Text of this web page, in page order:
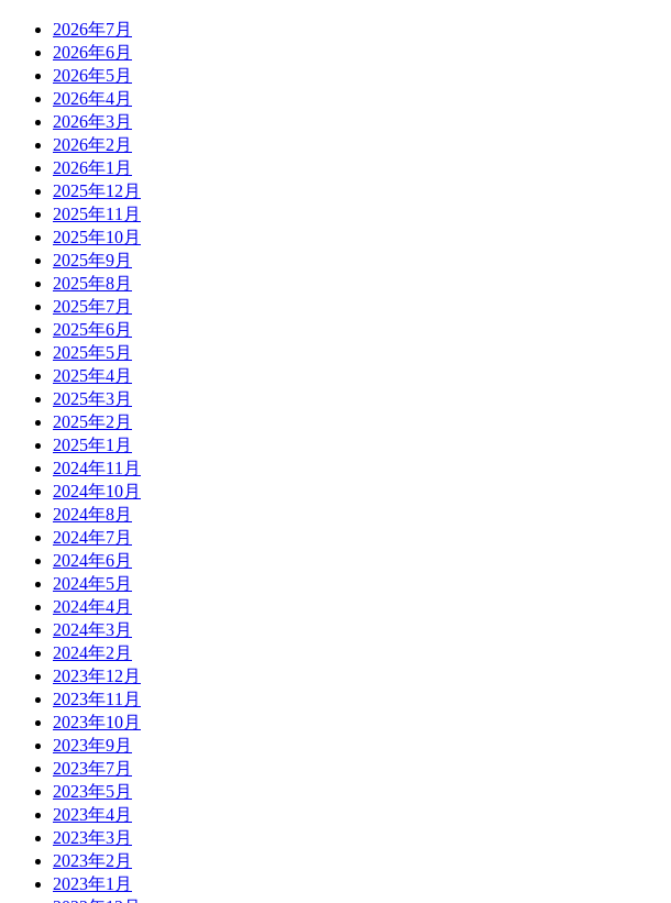
2026年7月
2026年6月
2026年5月
2026年4月
2026年3月
2026年2月
2026年1月
2025年12月
2025年11月
2025年10月
2025年9月
2025年8月
2025年7月
2025年6月
2025年5月
2025年4月
2025年3月
2025年2月
2025年1月
2024年11月
2024年10月
2024年8月
2024年7月
2024年6月
2024年5月
2024年4月
2024年3月
2024年2月
2023年12月
2023年11月
2023年10月
2023年9月
2023年7月
2023年5月
2023年4月
2023年3月
2023年2月
2023年1月